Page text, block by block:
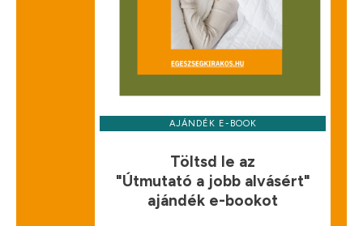
AJÁNDÉK E-BOOK
Töltsd le az
"Útmutató a jobb alvásért"
ajándék e-bookot